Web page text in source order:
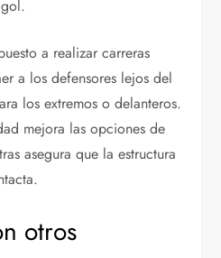
a realizar carreras
a los defensores lejos del
los extremos o delanteros.
mejora las opciones de
asegura que la estructura
otros